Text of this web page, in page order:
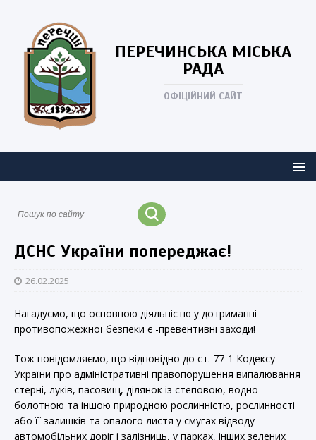
ПЕРЕЧИНСЬКА МІСЬКА
РАДА
ОФІЦІЙНИЙ САЙТ
ДСНС України попереджає!
26.02.2025
Нагадуємо, що основною діяльністю у дотриманні
противопожежної безпеки є -превентивні заходи!
Тож повідомляємо, що відповідно до ст. 77-1 Кодексу
України про адміністративні правопорушення випалювання
стерні, луків, пасовищ, ділянок із степовою, водно-
болотною та іншою природною рослинністю, рослинності
або її залишків та опалого листя у смугах відводу
автомобільних доріг і залізниць, у парках, інших зелених